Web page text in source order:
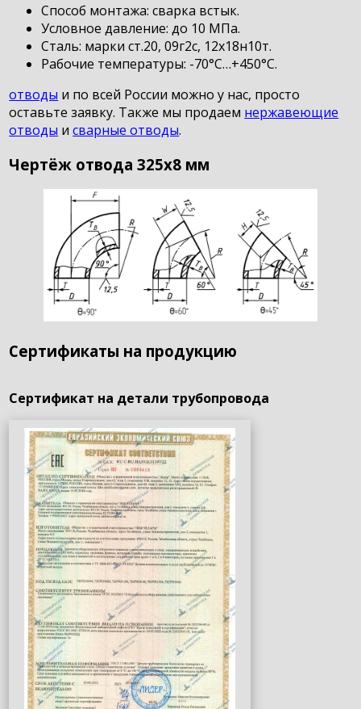
Способ монтажа: сварка встык.
Условное давление: до 10 МПа.
Сталь: марки ст.20, 09г2с, 12х18н10т.
Рабочие температуры: -70°С…+450°С.
отводы и по всей России можно у нас, просто
оставьте заявку. Также мы продаем нержавеющие
отводы исварные отводы.
Чертёж отвода 325х8 мм
Сертификаты на продукцию
Сертификат на детали трубопровода